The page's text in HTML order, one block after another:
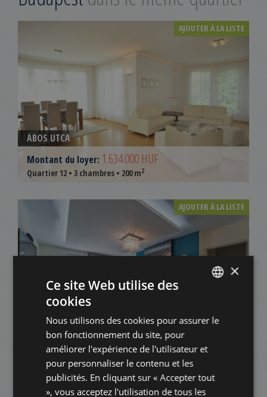
AJOUTER À LA LISTE
ABOS UTCA
Montant du loyer: 1.634.000 HUF
Quartier 12 • 3 chambres • 200 m2
AJOUTER À LA LISTE
ISTENHEGY
Montant du loyer:835.000 HUF
Quartier 12 • 2 chambres • 190 m2
AJOUTER À LA LISTE
HUNGARIAN
FRENCH
ITALIAN
×
Ce site Web utilise des
cookies
Nous utilisons des cookies pour assurer le
bon fonctionnement du site, pour
améliorer l'expérience de l'utilisateur et
pour personnaliser le contenu et les
publicités. En cliquant sur « Accepter tout
», vous acceptez l'utilisation de tous les